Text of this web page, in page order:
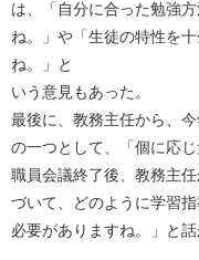
は、「自分に合った勉強
ね。」や「生徒の特性を
ね。」と
いう意見もあった。
最後に、教務主任から、
の一つとして、「個に応
職員会議終了後、教務主
づいて、どのように学習
必要がありますね。」と話